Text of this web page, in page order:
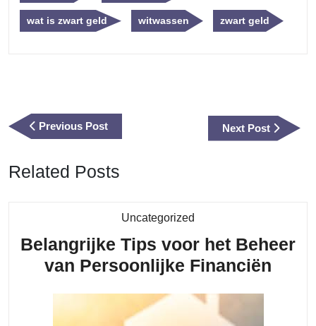
wat is zwart geld witwassen zwart geld
Previous PostPrevious
Post
Next Post
Next
Post
Related Posts
Uncategorized
Belangrijke Tips voor het Beheer
van Persoonlijke Financiën